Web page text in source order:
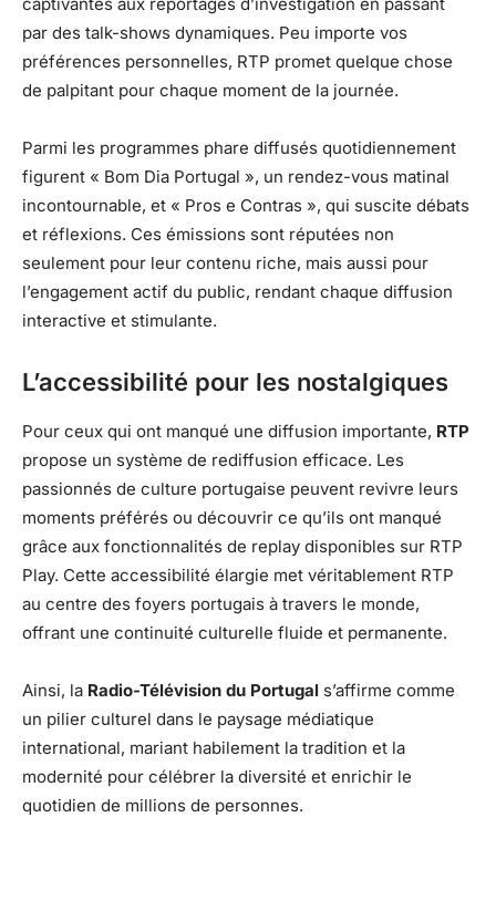
par des talk-shows dynamiques. Peu importe vos
préférences personnelles, RTP promet quelque chose
de palpitant pour chaque moment de la journée.
Parmi les programmes phare diffusés quotidiennement
figurent « Bom Dia Portugal », un rendez-vous matinal
incontournable, et « Pros e Contras », qui suscite débats
et réflexions. Ces émissions sont réputées non
seulement pour leur contenu riche, mais aussi pour
l’engagement actif du public, rendant chaque diffusion
interactive et stimulante.
L’accessibilité pour les nostalgiques
Pour ceux qui ont manqué une diffusion importante, RTP
propose un système de rediffusion efficace. Les
passionnés de culture portugaise peuvent revivre leurs
moments préférés ou découvrir ce qu’ils ont manqué
grâce aux fonctionnalités de replay disponibles sur RTP
Play. Cette accessibilité élargie met véritablement RTP
au centre des foyers portugais à travers le monde,
offrant une continuité culturelle fluide et permanente.
Ainsi, la Radio-Télévision du Portugal s’affirme comme
un pilier culturel dans le paysage médiatique
international, mariant habilement la tradition et la
modernité pour célébrer la diversité et enrichir le
quotidien de millions de personnes.